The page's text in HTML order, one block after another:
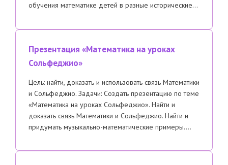
обучения математике детей в разные исторические…
Презентация «Математика на уроках
Сольфеджио»
Цель: найти, доказать и использовать связь Математики
и Сольфеджио. Задачи: Создать презентацию по теме
«Математика на уроках Сольфеджио». Найти и
доказать связь Математики и Сольфеджио. Найти и
придумать музыкально-математические примеры….